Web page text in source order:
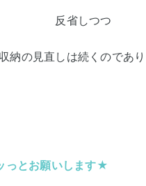
反省しつつ
収納の見直しは続くのであ
っとお願いします★